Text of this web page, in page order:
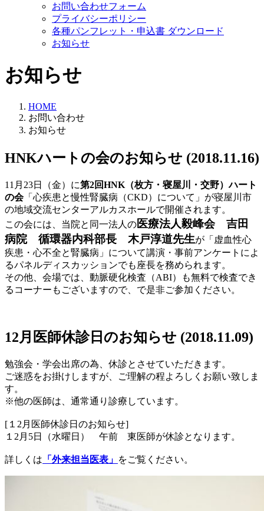
お問い合わせフォーム
プライバシーポリシー
各種パンフレット・申込書 ダウンロード
お知らせ
お知らせ
HOME
お問い合わせ
お知らせ
HNKハートの会のお知らせ (2018.11.16)
11月23日（金）に第2回HNK（枚方・寝屋川・交野）ハート
の会「心疾患と慢性腎臓病（CKD）について」が寝屋川市
の地域交流センターアルカスホールで開催されます。
この会には、当院と同一法人の医療法人毅峰会 吉田
病院 循環器内科部長 木戸淳道先生が「虚血性心
疾患・心不全と腎臓病」について講演・事前アンケートによ
るパネルディスカッションでも座長を務められます。
その他、会場では、動脈硬化検査（ABI）も無料で検査でき
るコーナーもございますので、で是非ご参加ください。
12月医師休診日のお知らせ (2018.11.09)
勉強会・学会出席の為、休診とさせていただきます。
ご迷惑をお掛けしますが、ご理解の程よろしくお願い致しま
す。
※他の医師は、通常通り診療しています。
[１2月医師休診日のお知らせ]
１2月5日（水曜日） 午前 東医師が休診となります。
詳しくは 「外来担当医表」 をご覧ください。